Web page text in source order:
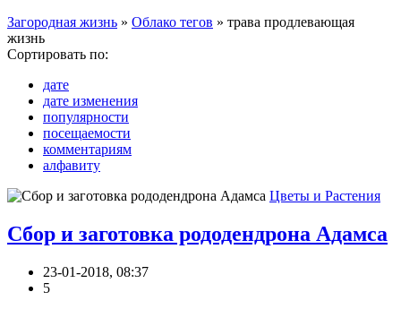
Загородная жизнь » Облако тегов » трава продлевающая
жизнь
Сортировать по:
дате
дате изменения
популярности
посещаемости
комментариям
алфавиту
Цветы и Растения
Сбор и заготовка рододендрона Адамса
23-01-2018, 08:37
5